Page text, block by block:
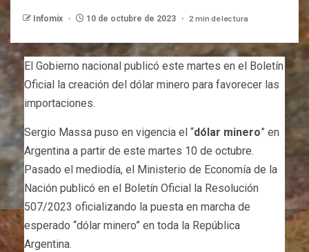
Infomix 10 de octubre de 2023 2 min de lectura
El Gobierno nacional publicó este martes en el Boletín
Oficial la creación del dólar minero para favorecer las
importaciones.
Sergio Massa puso en vigencia el “dólar minero” en
Argentina a partir de este martes 10 de octubre.
Pasado el mediodía, el Ministerio de Economía de la
Nación publicó en el Boletín Oficial la Resolución
507/2023 oficializando la puesta en marcha de
esperado “dólar minero” en toda la República
Argentina.